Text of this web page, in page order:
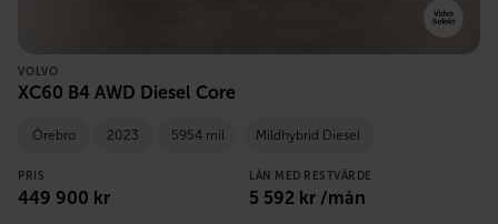
VOLVO
XC60 B4 AWD Diesel Core
Örebro 2023 5954 mil Mildhybrid Diesel
PRIS
449 900 kr
LÅN MED RESTVÄRDE
5 592 kr /mån